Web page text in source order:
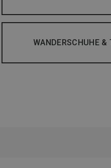
WANDERSCHUHE &